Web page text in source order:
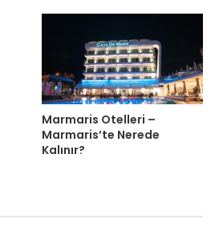
Marmaris Otelleri –
Marmaris’te Nerede
Kalınır?